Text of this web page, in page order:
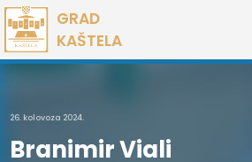
Preskoči
na
sadržaj
GRAD
KAŠTELA
26. kolovoza 2024.
Branimir Viali